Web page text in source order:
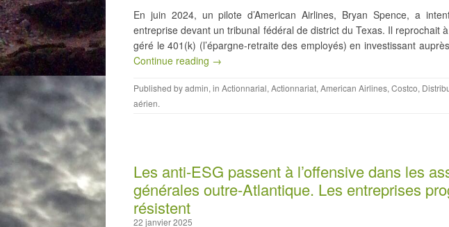
En juin 2024, un pilote d’American Airlines, Bryan Spence, a
entreprise devant un tribunal fédéral de district du Texas. Il reprochait
géré le 401(k) (l’épargne-retraite des employés) en investissant
Continue reading →
Published byadmin, in Actionnarial, Actionnariat, American Airlines, Costco,
aérien.
Les anti-ESG passent à l’offensive dans les
générales outre-Atlantique. Les entreprises
résistent
22 janvier 2025